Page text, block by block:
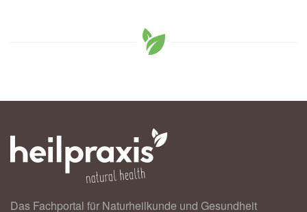
Das Fachportal für Naturheilkunde und Gesundheit